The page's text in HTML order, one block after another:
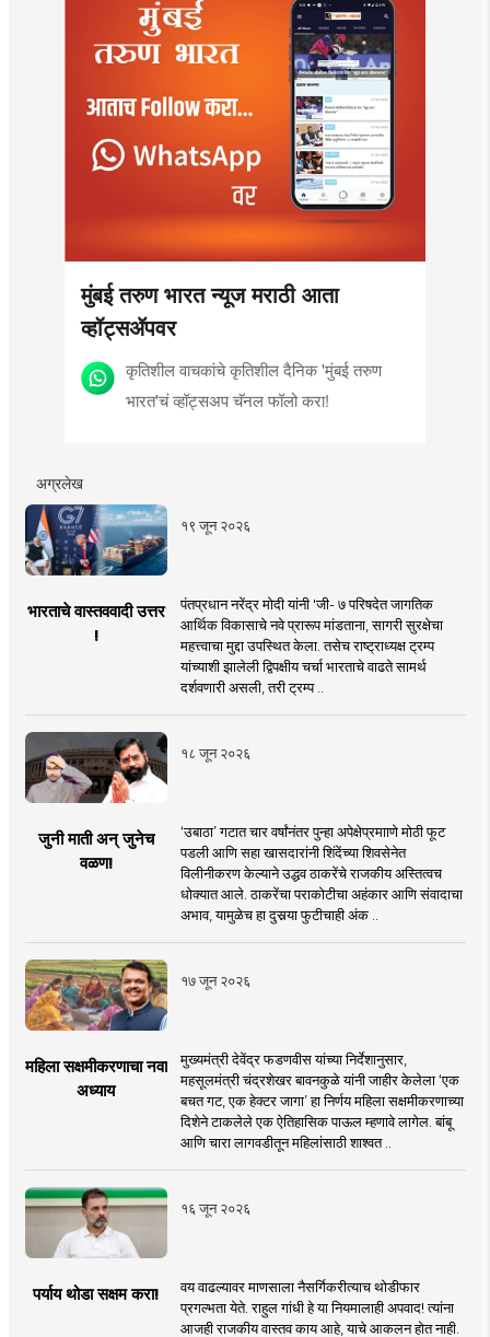
मुंबई तरुण भारत न्यूज मराठी आता
व्हॉट्सॲपवर
कृतिशील वाचकांचे कृतिशील दैनिक 'मुंबई तरुण
भारत'चं व्हॉट्सअप चॅनल फॉलो करा!
अग्रलेख
१९ जून २०२६
भारताचे वास्तववादी उत्तर
!
पंतप्रधान नरेंद्र मोदी यांनी 'जी- ७ परिषदेत जागतिक
आर्थिक विकासाचे नवे प्रारूप मांडताना, सागरी सुरक्षेचा
महत्त्वाचा मुद्दा उपस्थित केला. तसेच राष्ट्राध्यक्ष ट्रम्प
यांच्याशी झालेली द्विपक्षीय चर्चा भारताचे वाढते सामर्थ
दर्शवणारी असली, तरी ट्रम्प ..
१८ जून २०२६
जुनी माती अन् जुनेच
वळण!
‘उबाठा’ गटात चार वर्षांनंतर पुन्हा अपेक्षेप्रमााणे मोठी फूट
पडली आणि सहा खासदारांनी शिंदेंच्या शिवसेनेत
विलीनीकरण केल्याने उद्धव ठाकरेंचे राजकीय अस्तित्वच
धोक्यात आले. ठाकरेंचा पराकोटीचा अहंकार आणि संवादाचा
अभाव, यामुळेच हा दुसर्‍या फुटीचाही अंक ..
१७ जून २०२६
महिला सक्षमीकरणाचा नवा
अध्याय
मुख्यमंत्री देवेंद्र फडणवीस यांच्या निर्देशानुसार,
महसूलमंत्री चंद्रशेखर बावनकुळे यांनी जाहीर केलेला ‘एक
बचत गट, एक हेक्टर जागा’ हा निर्णय महिला सक्षमीकरणाच्या
दिशेने टाकलेले एक ऐतिहासिक पाऊल म्हणावे लागेल. बांबू
आणि चारा लागवडीतून महिलांसाठी शाश्वत ..
१६ जून २०२६
पर्याय थोडा सक्षम करा!
वय वाढल्यावर माणसाला नैसर्गिकरीत्याच थोडीफार
प्रगल्भता येते. राहुल गांधी हे या नियमालाही अपवाद! त्यांना
आजही राजकीय वास्तव काय आहे, याचे आकलन होत नाही.